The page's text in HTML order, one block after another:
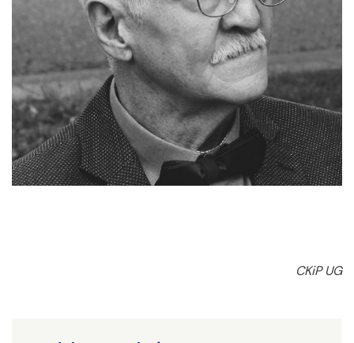
CKiP UG